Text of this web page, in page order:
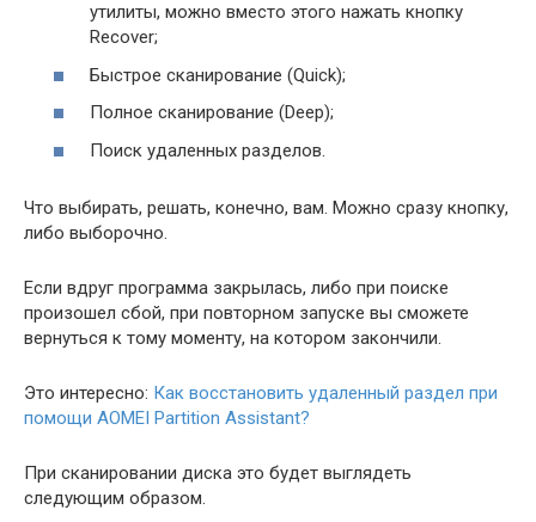
утилиты, можно вместо этого нажать кнопку
Recover;
Быстрое сканирование (Quick);
Полное сканирование (Deep);
Поиск удаленных разделов.
Что выбирать, решать, конечно, вам. Можно сразу кнопку,
либо выборочно.
Если вдруг программа закрылась, либо при поиске
произошел сбой, при повторном запуске вы сможете
вернуться к тому моменту, на котором закончили.
Это интересно: Как восстановить удаленный раздел при
помощи AOMEI Partition Assistant?
При сканировании диска это будет выглядеть
следующим образом.